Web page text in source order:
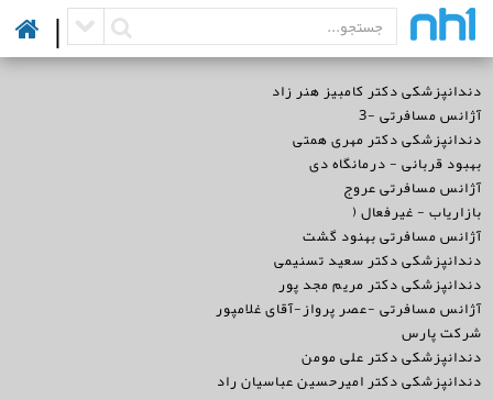
|
دندانپزشکی دکتر کامبیز هنر زاد
آژانس مسافرتی -3
دندانپزشکی دکتر مهری همتی
بهبود قربانی - درمانگاه دی
آژانس مسافرتی عروج
بازاریاب - غیرفعال (
آژانس مسافرتی بهنود گشت
دندانپزشکی دکتر سعید تسنیمی
دندانپزشکی دکتر مریم مجد پور
آژانس مسافرتی -عصر پرواز-آقای غلامپور
شرکت پارس
دندانپزشکی دکتر علی مومن
دندانپزشکی دکتر امیرحسین عباسیان راد